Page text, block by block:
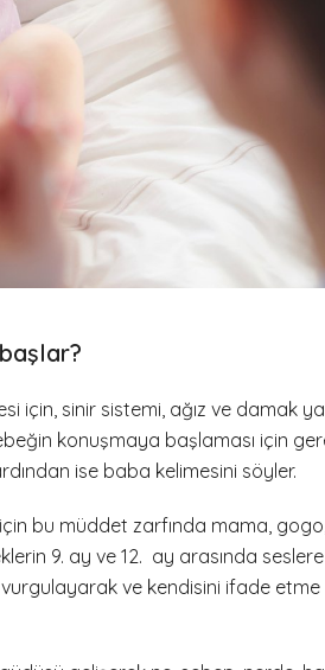
sinir sistemi, ağız ve damak
konuşmaya başlaması için
ise baba kelimesini söyler.
bu müddet zarfında mama,
9. ay ve 12. ay arasında seslere
ve kendisini ifade